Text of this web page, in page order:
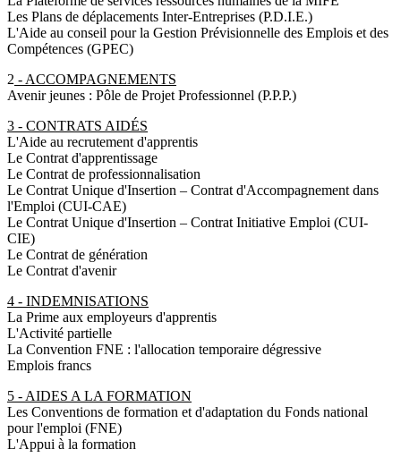
Les Plans de déplacements Inter-Entreprises (P.D.I.E.)
L'Aide au conseil pour la Gestion Prévisionnelle des Emplois et des
Compétences (GPEC)
2 - ACCOMPAGNEMENTS
Avenir jeunes : Pôle de Projet Professionnel (P.P.P.)
3 - CONTRATS AIDÉS
L'Aide au recrutement d'apprentis
Le Contrat d'apprentissage
Le Contrat de professionnalisation
Le Contrat Unique d'Insertion – Contrat d'Accompagnement dans
l'Emploi (CUI-CAE)
Le Contrat Unique d'Insertion – Contrat Initiative Emploi (CUI-
CIE)
Le Contrat de génération
Le Contrat d'avenir
4 - INDEMNISATIONS
La Prime aux employeurs d'apprentis
L'Activité partielle
La Convention FNE : l'allocation temporaire dégressive
Emplois francs
5 - AIDES A LA FORMATION
Les Conventions de formation et d'adaptation du Fonds national
pour l'emploi (FNE)
L'Appui à la formation